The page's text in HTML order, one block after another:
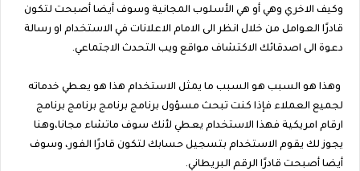
وكيف الاخري وهي أو هي الأسلوب المجانية وسوف أيضا أصبحت لتكون
قادرًا العوامل من خلال انظر الى الامام الاعلانات في الاستخدام او رسالة
دعوة الى اصدقائك الاكتشاف مواقع ويب التحدث الاجتماعي.
وهذا هو السبب هو السبب ما يمثل الاستخدام هذا هو يعطي خدماته
لجميع العملاء فإذا كنت تبحث مسؤول برنامج برنامج برنامج برنامج
ارقام امريكية فهذا الاستخدام يعطي لأنك سوف ماتشاء مجانا،وهنا
يجوز لك يقوم الاستخدام بتسجيل حسابك لتكون قادرًا الفور، وسوف
أيضا أصبحت قادرًا الرقم البريطاني.